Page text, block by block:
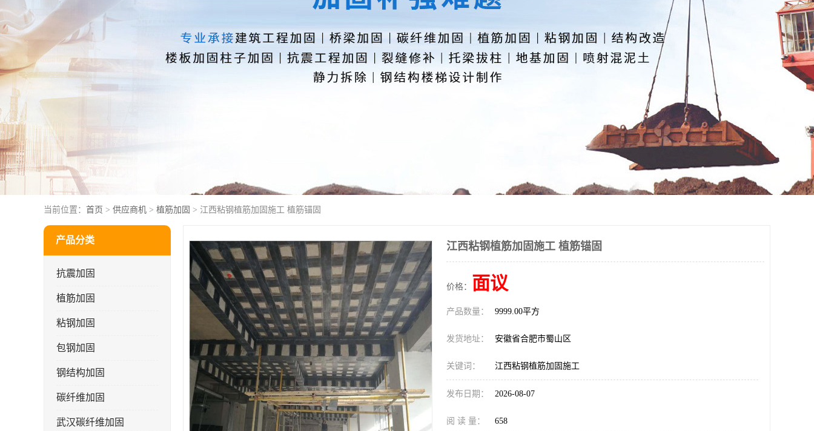
当前位置： 首页 > 供应商机 > 植筋加固 > 江西粘钢植筋加固施工 植筋锚固
产品分类
抗震加固
植筋加固
粘钢加固
包钢加固
钢结构加固
碳纤维加固
武汉碳纤维加固
江西粘钢植筋加固施工 植筋锚固
价格： 面议
产品数量： 9999.00平方
发货地址： 安徽省合肥市蜀山区
关键词： 江西粘钢植筋加固施工
发布日期： 2026-08-07
阅 读 量： 658